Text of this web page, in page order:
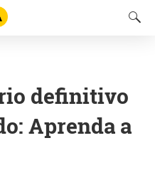
definitivo
Aprenda a